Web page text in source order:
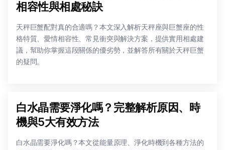
相容性與相處秘訣
天秤巨蟹配對真的合適嗎？本文深入解析天秤座與巨蟹座的性
格特質、愛情相容性、常見衝突與解決方案，提供實用相處建
議，幫助你掌握這段關係的優劣勢，並解答所有關於天秤巨蟹
的疑問。
白水晶需要淨化嗎？完整解析原因、時
機與5大有效方法
白水晶需要淨化嗎？本文從能量原理、淨化時機到各種方法的